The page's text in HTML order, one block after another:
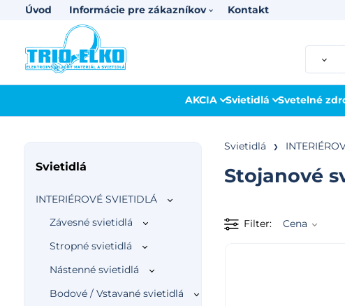
Úvod Informácie pre zákazníkov Kontakt
AKCIA Svietidlá Svetelné
Svietidlá
INTERIÉROVÉ SVIETIDLÁ
Závesné svietidlá
Stropné svietidlá
Nástenné svietidlá
Bodové / Vstavané svietidlá
Svietidlá
Stojanové
Filter Cena